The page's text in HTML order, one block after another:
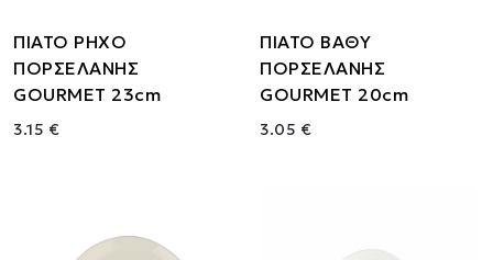
ΠΙΑΤΟ ΡΗΧΟ
ΠΟΡΣΕΛΑΝΗΣ
GOURMET 23cm
3.15 €
ΠΙΑΤΟ ΒΑΘΥ
ΠΟΡΣΕΛΑΝΗΣ
GOURMET 20cm
3.05 €